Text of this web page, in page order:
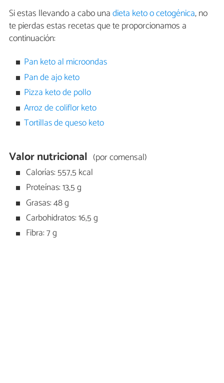
Si estas llevando a cabo unadieta keto o cetogénica, no
te pierdas estas recetas que te proporcionamos a
continuación:
Pan keto al microondas
Pan de ajo keto
Pizza keto de pollo
Arroz de coliflor keto
Tortillas de queso keto
Valor nutricional (por comensal)
Calorías: 557,5 kcal
Proteínas: 13,5 g
Grasas: 48 g
Carbohidratos: 16,5 g
Fibra: 7 g